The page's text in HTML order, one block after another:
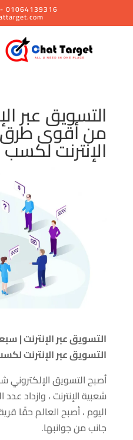
01064139316
التسويق عبر
من أقوى طرق
الإنترنت
التسويق عبر الإنترنت |
التسويق عبر الإنترنت
أصبح التسويق الإلكتروني
شعبية الإنترنت ، وازداد
اليوم ، أصبح العالم حقًا
جانب من جوانبها.